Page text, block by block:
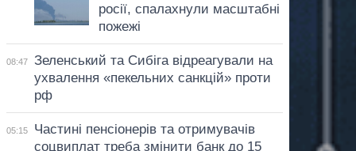
росії, спалахнули масштабні
пожежі
08:47
Зеленський та Сибіга відреагували на
ухвалення «пекельних санкцій» проти
рф
05:15
Частині пенсіонерів та отримувачів
соцвиплат треба змінити банк до 15